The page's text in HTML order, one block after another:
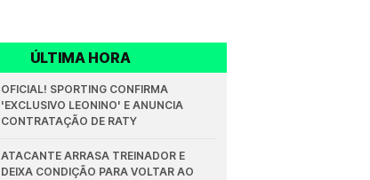
ÚLTIMA HORA
OFICIAL! SPORTING CONFIRMA
'EXCLUSIVO LEONINO' E ANUNCIA
CONTRATAÇÃO DE RATY
ATACANTE ARRASA TREINADOR E
DEIXA CONDIÇÃO PARA VOLTAR AO